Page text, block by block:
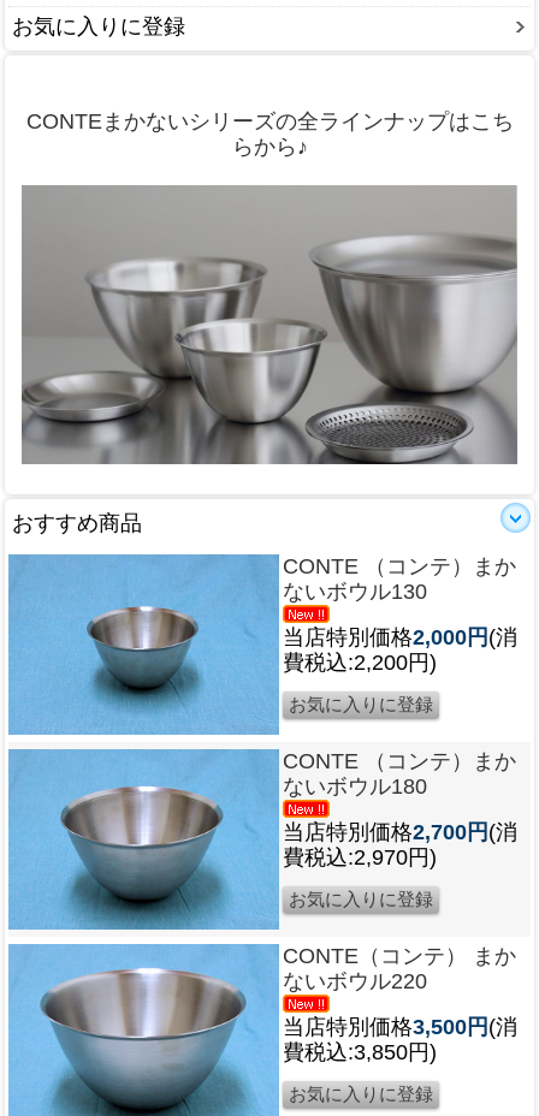
お気に入りに登録
CONTEまかないシリーズの全ラインナップはこち
らから♪
おすすめ商品
CONTE （コンテ）まか
ないボウル130
当店特別価格2,000円 (消
費税込:2,200円)
CONTE （コンテ）まか
ないボウル180
当店特別価格2,700円 (消
費税込:2,970円)
CONTE（コンテ） まか
ないボウル220
当店特別価格3,500円 (消
費税込:3,850円)